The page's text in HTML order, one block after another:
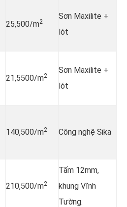
25,500/m2
Sơn Maxilite +
lót
21,5500/m2
Sơn Maxilite +
lót
140,500/m2 Công nghệ Sika
210,500/m2
Tấm 12mm,
khung Vĩnh
Tường.